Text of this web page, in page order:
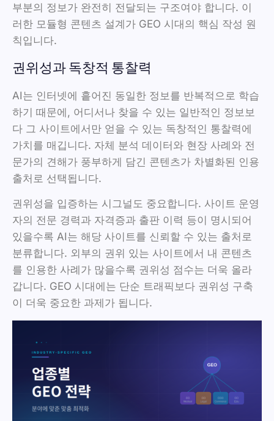
부분의 정보가 완전히 전달되는 구조여야 합니다. 이
러한 모듈형 콘텐츠 설계가 GEO 시대의 핵심 작성 원
칙입니다.
권위성과 독창적 통찰력
AI는 인터넷에 흩어진 동일한 정보를 반복적으로 학습
하기 때문에, 어디서나 찾을 수 있는 일반적인 정보보
다 그 사이트에서만 얻을 수 있는 독창적인 통찰력에
가치를 매깁니다. 자체 분석 데이터와 현장 사례와 전
문가의 견해가 풍부하게 담긴 콘텐츠가 차별화된 인용
출처로 선택됩니다.
권위성을 입증하는 시그널도 중요합니다. 사이트 운영
자의 전문 경력과 자격증과 출판 이력 등이 명시되어
있을수록 AI는 해당 사이트를 신뢰할 수 있는 출처로
분류합니다. 외부의 권위 있는 사이트에서 내 콘텐츠
를 인용한 사례가 많을수록 권위성 점수는 더욱 올라
갑니다. GEO 시대에는 단순 트래픽보다 권위성 구축
이 더욱 중요한 과제가 됩니다.